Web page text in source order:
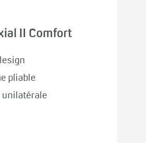
II Comfort
pliable